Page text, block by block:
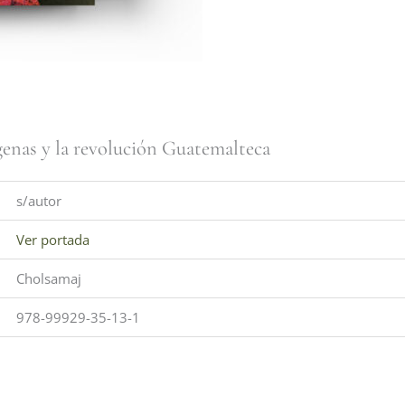
y la revolución Guatemalteca
s/autor
Ver portada
Cholsamaj
978-99929-35-13-1